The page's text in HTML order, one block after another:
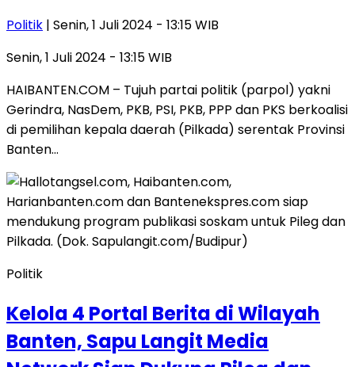
Politik | Senin, 1 Juli 2024 - 13:15 WIB
Senin, 1 Juli 2024 - 13:15 WIB
HAIBANTEN.COM – Tujuh partai politik (parpol) yakni
Gerindra, NasDem, PKB, PSI, PKB, PPP dan PKS berkoalisi
di pemilihan kepala daerah (Pilkada) serentak Provinsi
Banten…
Politik
Kelola 4 Portal Berita di Wilayah
Banten, Sapu Langit Media